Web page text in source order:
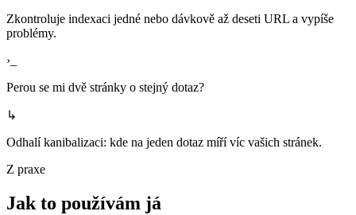
Zkontroluje indexaci jedné nebo dávkově až deseti URL a vypíše
problémy.
›_
Perou se mi dvě stránky o stejný dotaz?
↳
Odhalí kanibalizaci: kde na jeden dotaz míří víc vašich stránek.
Z praxe
Jak to používám já